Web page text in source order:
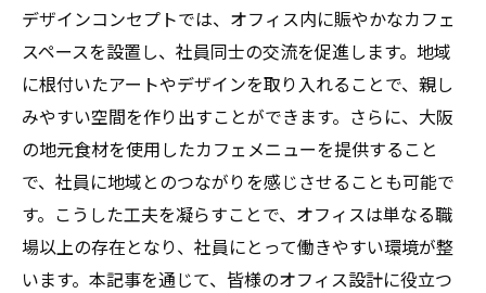
デザインコンセプトでは、オフィス内に賑やかなカフェ
スペースを設置し、社員同士の交流を促進します。地域
に根付いたアートやデザインを取り入れることで、親し
みやすい空間を作り出すことができます。さらに、大阪
の地元食材を使用したカフェメニューを提供すること
で、社員に地域とのつながりを感じさせることも可能で
す。こうした工夫を凝らすことで、オフィスは単なる職
場以上の存在となり、社員にとって働きやすい環境が整
います。本記事を通じて、皆様のオフィス設計に役立つ